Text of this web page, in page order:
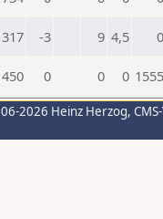
-3 9 4,5 0
0 0 0 1555
2026 Heinz Herzog,